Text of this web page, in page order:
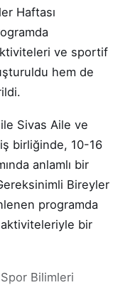
Haftası
ve sportif
hem de
Sivas Aile ve
birliğinde, 10-16
anlamlı bir
Bireyler
programda
bir
Bilimleri